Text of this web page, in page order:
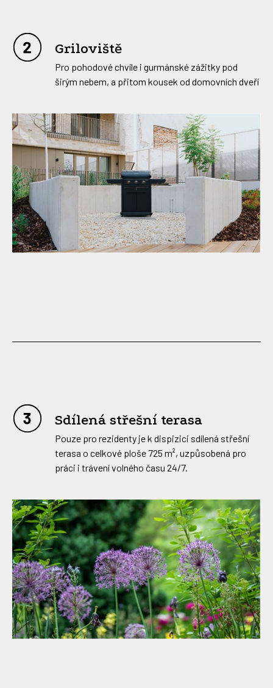
Griloviště
Pro pohodové chvíle i gurmánské zážitky pod
širým nebem, a přitom kousek od domovních dveří
Sdílená střešní terasa
Pouze pro rezidenty je k dispizici sdílená střešní
terasa o celkové ploše 725 m², uzpůsobená pro
práci i trávení volného času 24/7.